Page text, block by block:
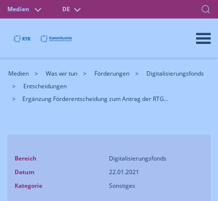
Medien DE
Medien Was wir tun Förderungen
Digitalisierungsfonds
Entscheidungen
Ergänzung Förderentscheidung zum Antrag der RTG...
Bereich
Digitalisierungsfonds
Datum
22.01.2021
Kategorie
Sonstiges